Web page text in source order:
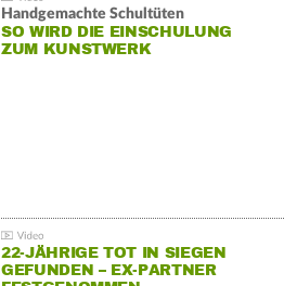
Handgemachte Schultüten
SO WIRD DIE EINSCHULUNG
ZUM KUNSTWERK
22-JÄHRIGE TOT IN SIEGEN
GEFUNDEN – EX-PARTNER